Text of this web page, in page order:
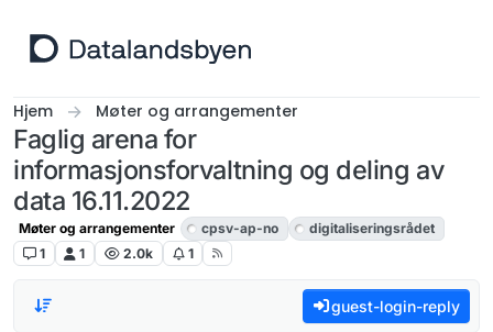
Hjem Møter og arrangementer
Faglig arena for
informasjonsforvaltning og deling av
data 16.11.2022
Møter og arrangementer cpsv-ap-no
digitaliseringsrådet
1
1 2.0k 1
guest-login-reply